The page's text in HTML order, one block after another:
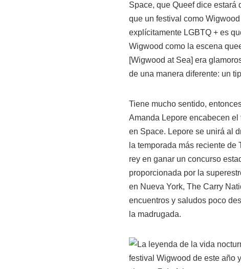
Space, que Queef dice estará
que un festival como
explícitamente LGBTQ + es
Wigwood como la escena
[Wigwood at Sea] era
de una manera diferente: un
Tiene mucho sentido,
Amanda Lepore encabecen
en Space. Lepore se unirá al
la temporada más reciente de
rey en ganar un concurso
proporcionada por la
en Nueva York, The Carry
encuentros y saludos poco
la madrugada.